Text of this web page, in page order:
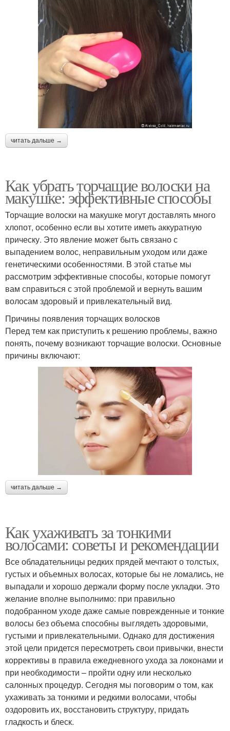
читать дальше →
Как убрать торчащие волоски на
макушке: эффективные способы
Торчащие волоски на макушке могут доставлять много
хлопот, особенно если вы хотите иметь аккуратную
прическу. Это явление может быть связано с
выпадением волос, неправильным уходом или даже
генетическими особенностями. В этой статье мы
рассмотрим эффективные способы, которые помогут
вам справиться с этой проблемой и вернуть вашим
волосам здоровый и привлекательный вид.
Причины появления торчащих волосков
Перед тем как приступить к решению проблемы, важно
понять, почему возникают торчащие волоски. Основные
причины включают:
читать дальше →
Как ухаживать за тонкими
волосами: советы и рекомендации
Все обладательницы редких прядей мечтают о толстых,
густых и объемных волосах, которые бы не ломались, не
выпадали и хорошо держали форму после укладки. Это
желание вполне выполнимо: при правильно
подобранном уходе даже самые поврежденные и тонкие
волосы без объема способны выглядеть здоровыми,
густыми и привлекательными. Однако для достижения
этой цели придется пересмотреть свои привычки, внести
коррективы в правила ежедневного ухода за локонами и
при необходимости – пройти одну или несколько
салонных процедур. Сегодня мы поговорим о том, как
ухаживать за тонкими и редкими волосами, чтобы
оздоровить их, восстановить структуру, придать
гладкость и блеск.